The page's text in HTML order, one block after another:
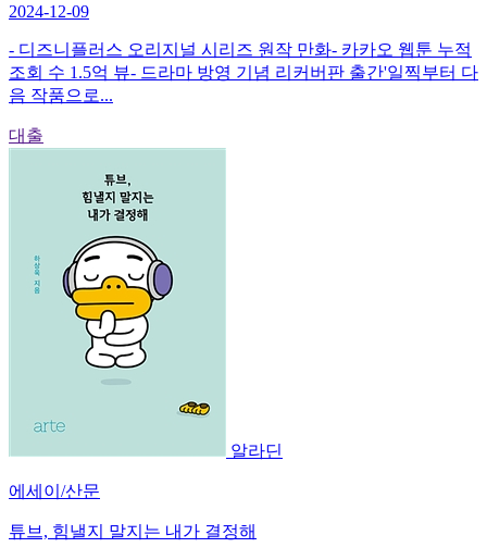
2024-12-09
- 디즈니플러스 오리지널 시리즈 원작 만화- 카카오 웹툰 누적
조회 수 1.5억 뷰- 드라마 방영 기념 리커버판 출간'일찍부터 다
음 작품으로...
대출
알라딘
에세이/산문
튜브, 힘낼지 말지는 내가 결정해